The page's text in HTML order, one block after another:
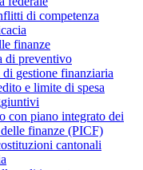
di competenza
finanze
di preventivo
di gestione finanziaria
e limite di spesa
con piano integrato dei
finanze (PICF)
cantonali